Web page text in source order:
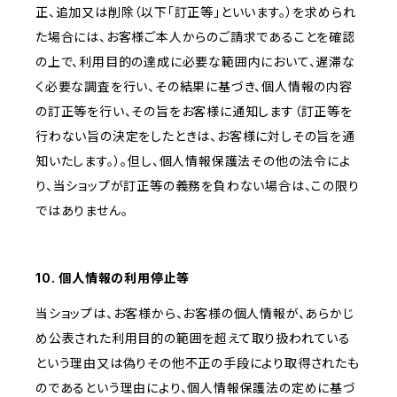
正、追加又は削除（以下「訂正等」といいます。）を求められ
た場合には、お客様ご本人からのご請求であることを確認
の上で、利用目的の達成に必要な範囲内において、遅滞な
く必要な調査を行い、その結果に基づき、個人情報の内容
の訂正等を行い、その旨をお客様に通知します（訂正等を
行わない旨の決定をしたときは、お客様に対しその旨を通
知いたします。）。但し、個人情報保護法その他の法令によ
り、当ショップが訂正等の義務を負わない場合は、この限り
ではありません。
10. 個人情報の利用停止等
当ショップは、お客様から、お客様の個人情報が、あらかじ
め公表された利用目的の範囲を超えて取り扱われている
という理由又は偽りその他不正の手段により取得されたも
のであるという理由により、個人情報保護法の定めに基づ